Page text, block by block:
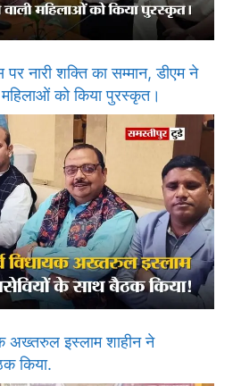
पर नारी शक्ति का सम्मान, डीएम ने
महिलाओं को किया पुरस्कृत।
अख्तरुल इस्लाम शाहीन ने
किया.